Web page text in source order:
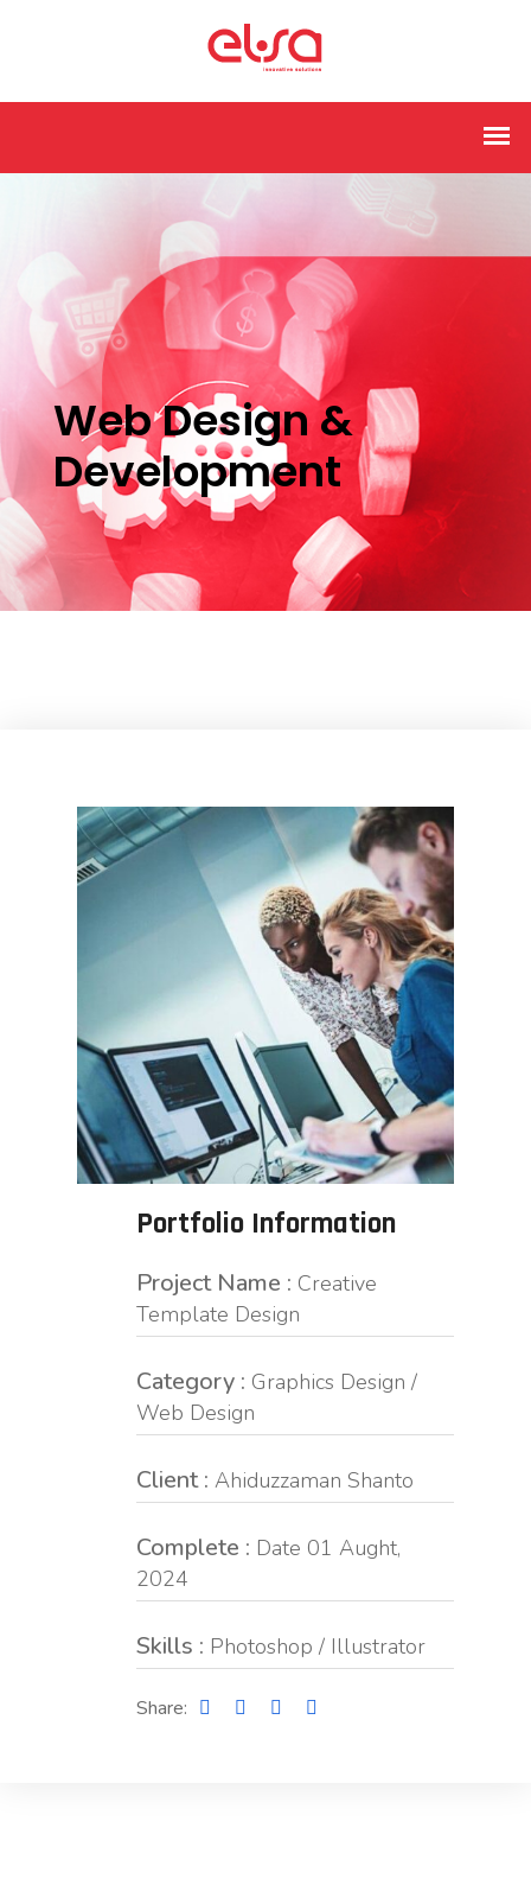
Web Design &
Development
Portfolio Information
Project Name : Creative
Template Design
Category : Graphics Design /
Web Design
Client : Ahiduzzaman Shanto
Complete : Date 01 Aught,
2024
Skills : Photoshop / Illustrator
Share: